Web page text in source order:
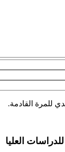
للمرة القادمة.
للدراسات العليا